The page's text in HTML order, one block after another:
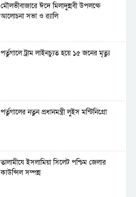
মৌলভীবাজারে ঈদে মিলাদুন্নবী উপলক্ষে
আলোচনা সভা ও র‍্যালি
পর্তুগালে ট্রাম লাইনচ্যুত হয়ে ১৫ জনের মৃত্যু
পর্তুগালের নতুন প্রধানমন্ত্রী লুইস মন্টিনিগ্রো
‎তালামীযে ইসলামিয়া সিলেট পশ্চিম জেলার
কাউন্সিল সম্পন্ন